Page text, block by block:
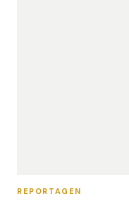
REPORTAGEN